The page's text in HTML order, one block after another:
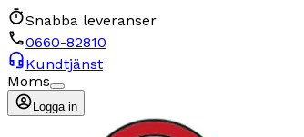
Snabba leveranser
0660-82810
Kundtjänst
Moms
Logga in